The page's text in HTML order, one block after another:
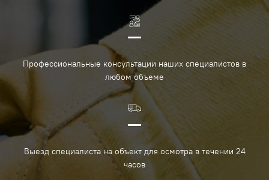
Профессиональные консультации наших специалистов в
любом объеме
Выезд специалиста на объект для осмотра в течении 24
часов